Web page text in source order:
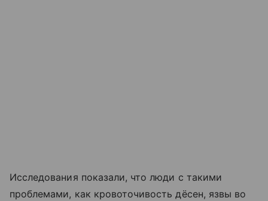
Исследования показали, что люди с такими
проблемами, как кровоточивость дёсен, язвы во